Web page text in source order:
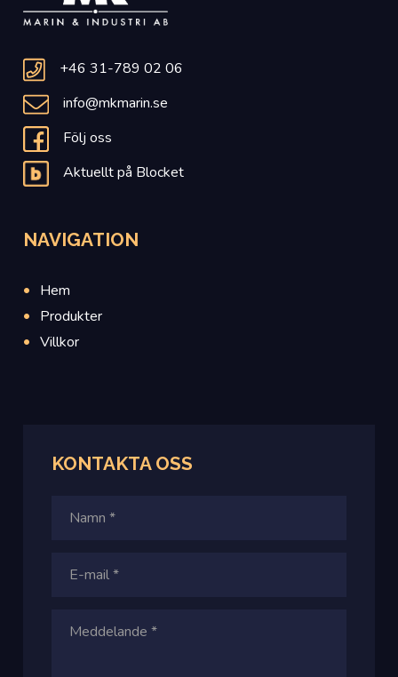
+46 31-789 02 06
info@mkmarin.se
Följ oss
Aktuellt på Blocket
NAVIGATION
Hem
Produkter
Villkor
KONTAKTA OSS